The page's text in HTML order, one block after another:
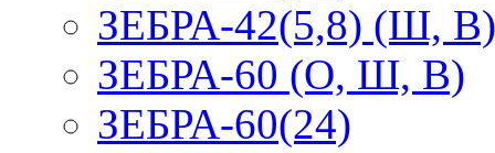
ЗЕБРА-42(5,8) (Ш, В)
ЗЕБРА-60 (О, Ш, В)
ЗЕБРА-60(24)